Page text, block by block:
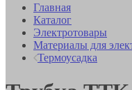
Главная
Каталог
Электротовары
Материалы для
Термоусадка